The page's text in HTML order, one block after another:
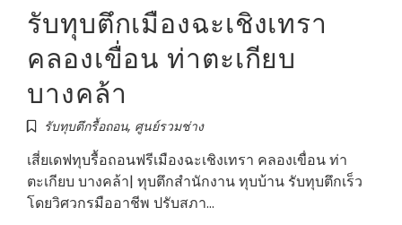
รับทุบตึกเมืองฉะเชิงเทรา
คลองเขื่อน ท่าตะเกียบ
บางคล้า
รับทุบตึกรื้อถอน, ศูนย์รวมช่าง
เสี่ยเดฟทุบรื้อถอนฟรีเมืองฉะเชิงเทรา คลองเขื่อน ท่า
ตะเกียบ บางคล้า| ทุบตึกสำนักงาน ทุบบ้าน รับทุบตึกเร็ว
โดยวิศวกรมืออาชีพ ปรับสภา…